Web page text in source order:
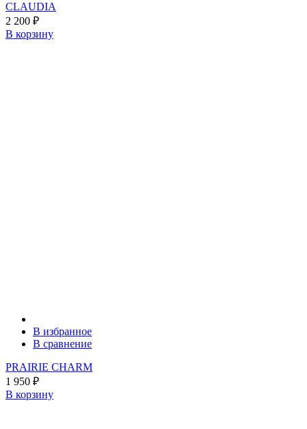
CLAUDIA
2 200 ₽
В корзину
В избранное
В сравнение
PRAIRIE CHARM
1 950 ₽
В корзину